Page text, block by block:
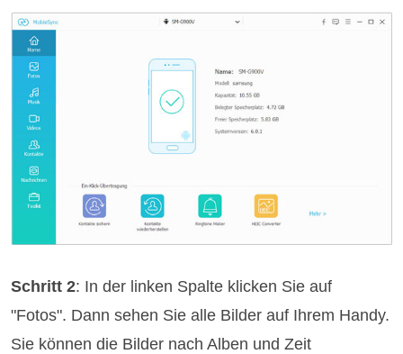
Schritt 2: In der linken Spalte klicken Sie auf
"Fotos". Dann sehen Sie alle Bilder auf Ihrem Handy.
Sie können die Bilder nach Alben und Zeit